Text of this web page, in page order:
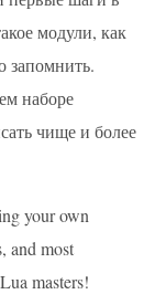
модули, как
запомнить.
наборе
чище и более
your own
and most
masters!